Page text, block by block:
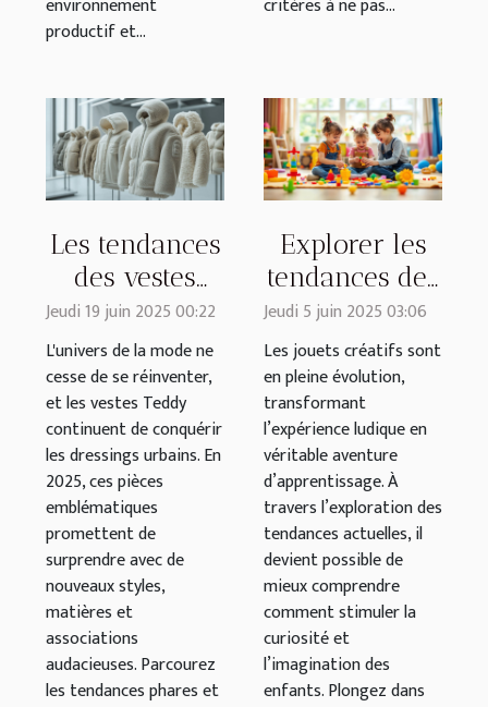
environnement
productif et...
critères à ne pas...
Les tendances
des vestes
Teddy pour
2025 : styles
et conseils
Jeudi 19 juin 2025 00:22
L'univers de la mode ne
cesse de se réinventer,
et les vestes Teddy
continuent de conquérir
les dressings urbains. En
2025, ces pièces
emblématiques
promettent de
surprendre avec de
nouveaux styles,
matières et
associations
audacieuses. Parcourez
les tendances phares et
Explorer les
tendances des
jouets créatifs
pour enfants
Jeudi 5 juin 2025 03:06
Les jouets créatifs sont
en pleine évolution,
transformant
l’expérience ludique en
véritable aventure
d’apprentissage. À
travers l’exploration des
tendances actuelles, il
devient possible de
mieux comprendre
comment stimuler la
curiosité et
l’imagination des
enfants. Plongez dans